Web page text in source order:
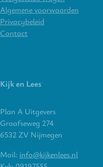
Algemene voorwaarden
Privacybeleid
Contact
Kijk en Lees
Plan A Uitgevers
Graafseweg 274
6532 ZV Nijmegen
Mail: info@kijkenlees.nl